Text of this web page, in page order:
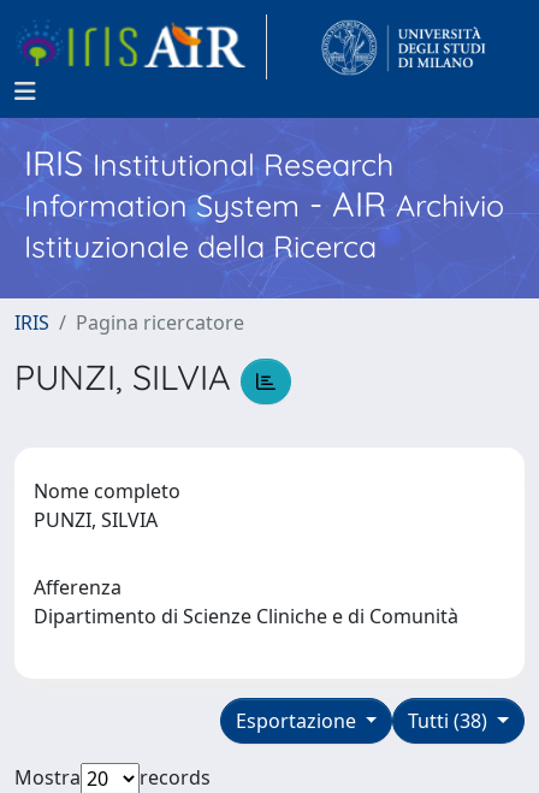
IRISInstitutional Research
Information System - AIR Archivio
Istituzionale della Ricerca
IRIS Pagina ricercatore
PUNZI, SILVIA
Nome completo
PUNZI, SILVIA
Afferenza
Dipartimento di Scienze Cliniche e di Comunità
Tutti (38)
Esportazione
Mostra
records